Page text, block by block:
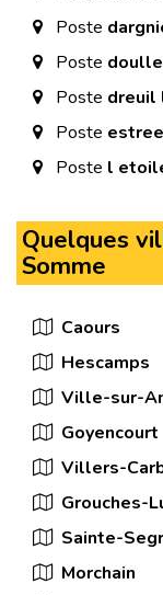
Poste
Poste
Poste dreuil
Poste
Poste l
Quelques
Somme
Caours
Hescamps
Ville-sur-
Goyencourt
Villers-
Grouches-
Sainte-
Morchain